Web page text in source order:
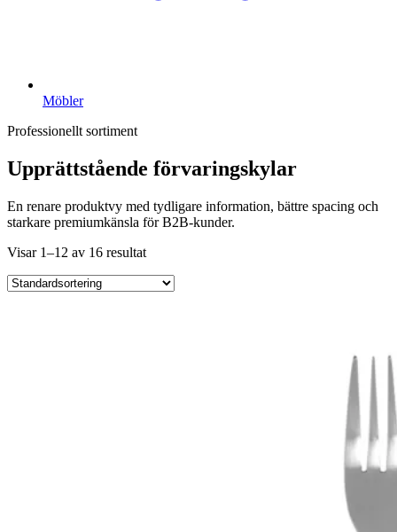
Möbler
Professionellt sortiment
Upprättstående förvaringskylar
En renare produktvy med tydligare information, bättre spacing och
starkare premiumkänsla för B2B-kunder.
Visar 1–12 av 16 resultat